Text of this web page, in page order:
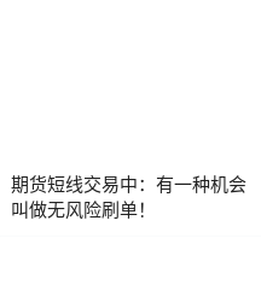
期货短线交易中：有一种机会
叫做无风险刷单！